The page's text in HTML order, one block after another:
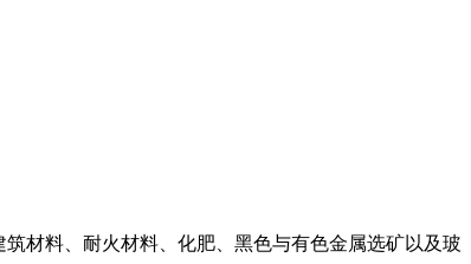
材料、耐火材料、化肥、黑色与有色金属选矿以及玻